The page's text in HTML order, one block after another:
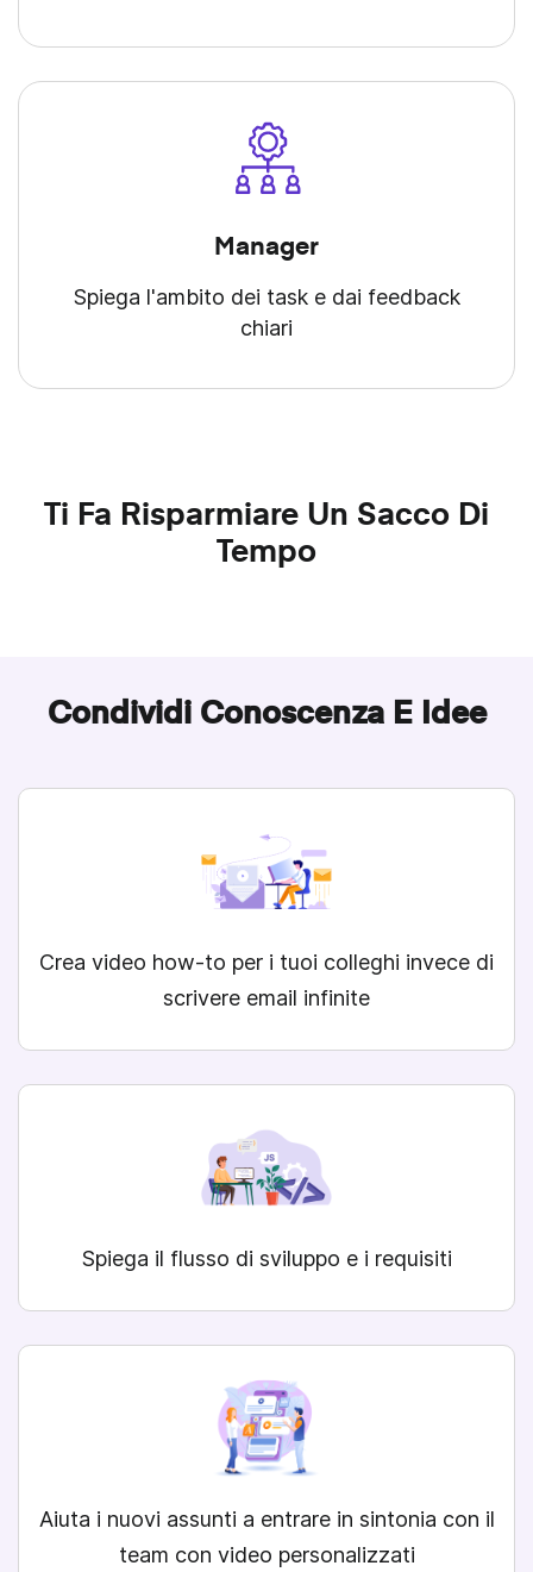
Manager
Spiega l'ambito dei task e dai feedback
chiari
Ti Fa Risparmiare Un Sacco Di
Tempo
Condividi Conoscenza E Idee
Crea video how-to per i tuoi colleghi invece di
scrivere email infinite
Spiega il flusso di sviluppo e i requisiti
Aiuta i nuovi assunti a entrare in sintonia con il
team con video personalizzati